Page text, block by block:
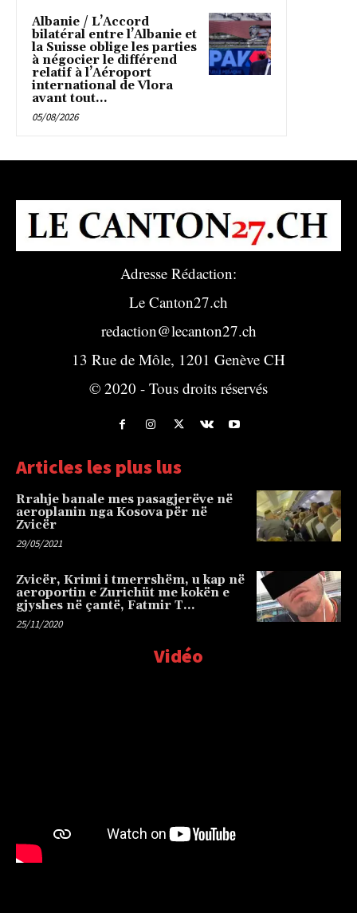
Albanie / L’Accord
bilatéral entre l’Albanie et
la Suisse oblige les parties
à négocier le différend
relatif à l’Aéroport
international de Vlora
avant tout...
05/08/2026
Adresse Rédaction:
Le Canton27.ch
redaction@lecanton27.ch
13 Rue de Môle, 1201 Genève CH
© 2020 - Tous droits réservés
Articles les plus lus
Rrahje banale mes pasagjerëve në
aeroplanin nga Kosova për në
Zvicër
29/05/2021
Zvicër, Krimi i tmerrshëm, u kap në
aeroportin e Zurichüt me kokën e
gjyshes në çantë, Fatmir T…
25/11/2020
Vidéo